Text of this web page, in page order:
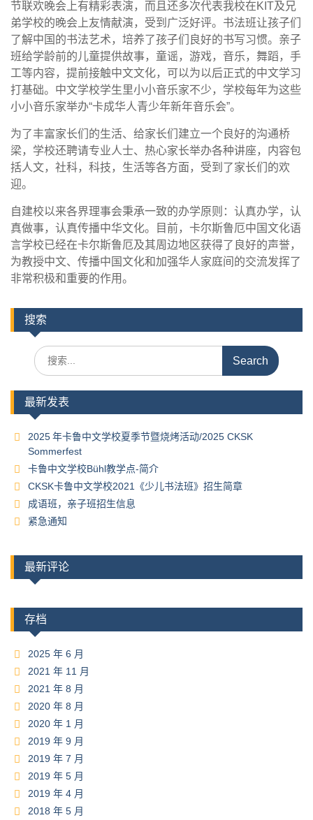
节联欢晚会上有精彩表演，而且还多次代表我校在KIT及兄
弟学校的晚会上友情献演，受到广泛好评。书法班让孩子们
了解中国的书法艺术，培养了孩子们良好的书写习惯。亲子
班给学龄前的儿童提供故事，童谣，游戏，音乐，舞蹈，手
工等内容，提前接触中文文化，可以为以后正式的中文学习
打基础。中文学校学生里小小音乐家不少，学校每年为这些
小小音乐家举办“卡成华人青少年新年音乐会”。
为了丰富家长们的生活、给家长们建立一个良好的沟通桥
梁， 学校还聘请专业人士、热心家长举办各种讲座，内容包
括人文，社科，科技，生活等各方面，受到了家长们的欢
迎。
自建校以来各界理事会秉承一致的办学原则 ： 认真办学，认
真做事，认真传播中华文化。
目前，卡尔斯鲁厄中国文化语
言学校已经在卡尔斯鲁厄及其周边地区获得了良好的声誉，
为教授中文、传播中国文化和加强华人家庭间的交流发挥了
非常积极和重要的作用。
搜索
Search
for:
最新发表
2025 年卡鲁中文学校夏季节暨烧烤活动/2025 CKSK
Sommerfest
卡鲁中文学校Bühl教学点-简介
CKSK卡鲁中文学校2021《少儿书法班》招生简章
成语班，亲子班招生信息
紧急通知
最新评论
存档
2025 年 6 月
2021 年 11 月
2021 年 8 月
2020 年 8 月
2020 年 1 月
2019 年 9 月
2019 年 7 月
2019 年 5 月
2019 年 4 月
2018 年 5 月